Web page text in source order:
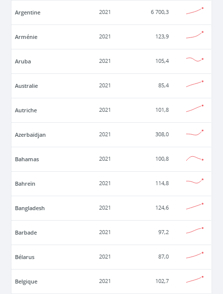
Argentine 2021 6 700,3
Arménie 2021 123,9
Aruba 2021 105,4
Australie 2021 85,4
Autriche 2021 101,8
Azerbaïdjan 2021 308,0
Bahamas 2021 100,8
Bahreïn 2021 114,8
Bangladesh 2021 124,6
Barbade 2021 97,2
Bélarus 2021 87,0
Belgique 2021 102,7